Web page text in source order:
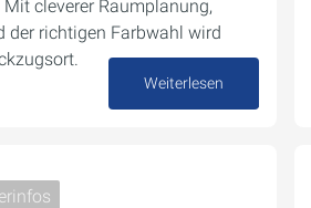
cleverer Raumplanung,
der richtigen Farbwahl wird
Weiterlesen